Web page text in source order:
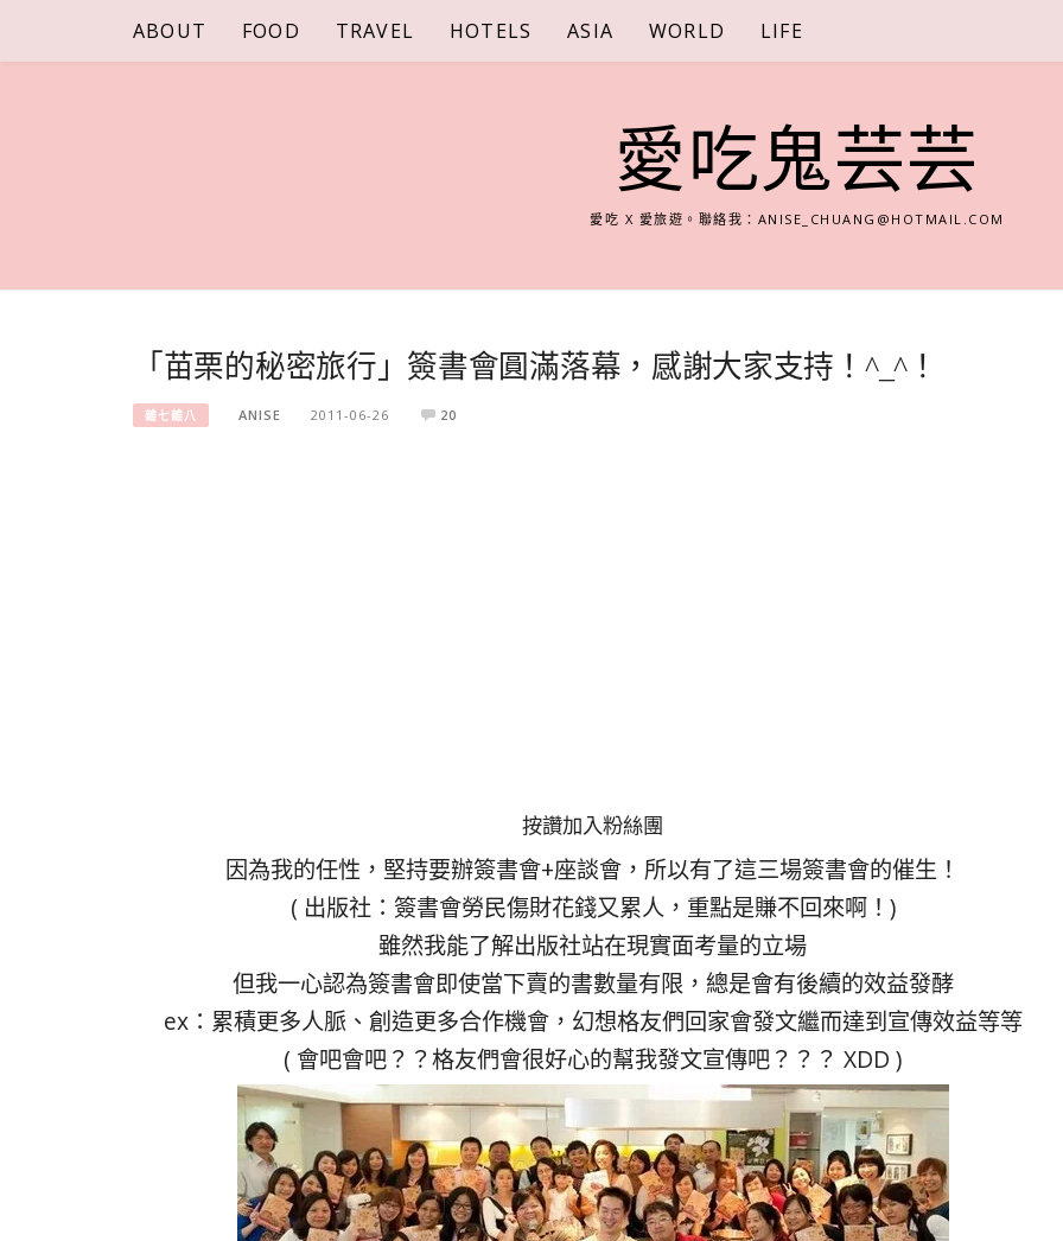
content
ABOUT FOOD TRAVEL HOTELS ASIA WORLD LIFE
愛吃鬼芸芸
愛吃 X 愛旅遊。聯絡我： ANISE_CHUANG@HOTMAIL.COM
「苗栗的秘密旅行」簽書會圓滿落幕，感謝大家支持！^_^！
雜七雜八 ANISE 2011-06-26 20
按讚加入粉絲團
因為我的任性，堅持要辦簽書會+座談會，所以有了這三場簽書會的催生！
( 出版社：簽書會勞民傷財花錢又累人，重點是賺不回來啊！)
雖然我能了解出版社站在現實面考量的立場
但我一心認為簽書會即使當下賣的書數量有限，總是會有後續的效益發酵
ex：累積更多人脈、創造更多合作機會，幻想格友們回家會發文繼而達到宣傳效益等等
( 會吧會吧？？格友們會很好心的幫我發文宣傳吧？？？ XDD )